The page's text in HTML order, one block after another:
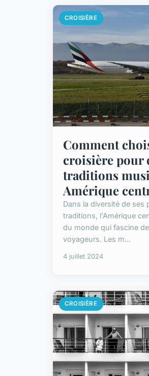
CROISIÈRE
Comment
croisière pour
traditions
Amérique
Dans la diversité de ses
traditions, l'Amérique
du monde qui fascine
voyageurs. Les m...
4 juillet 2024
CROISIÈRE